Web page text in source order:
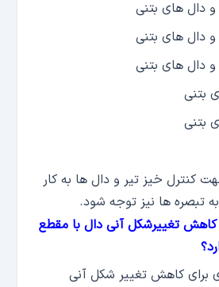
کنترل خیز تیر و دال ها به کار
تبصره ها نیز توجه شود.
کاهش تغییرشکل آنی دال با مقطع
برای کاهش تغییر شکل آنی